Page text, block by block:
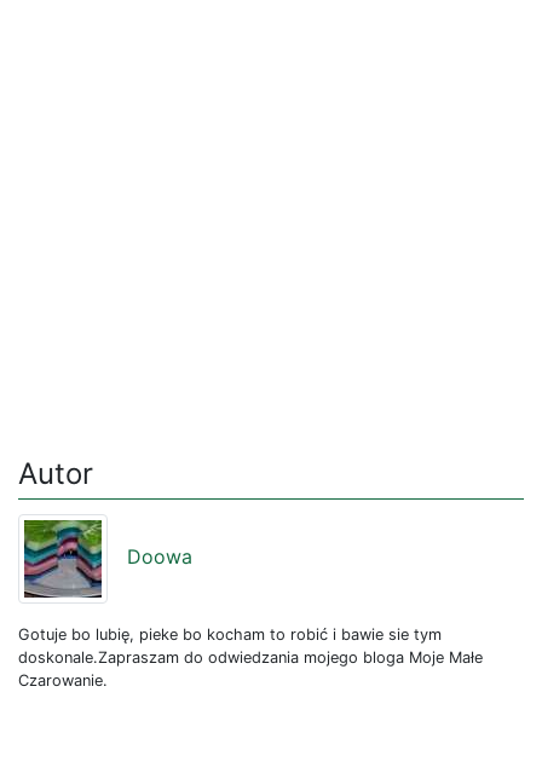
Autor
Doowa
Gotuje bo lubię, pieke bo kocham to robić i bawie sie tym
doskonale.Zapraszam do odwiedzania mojego bloga Moje Małe
Czarowanie.